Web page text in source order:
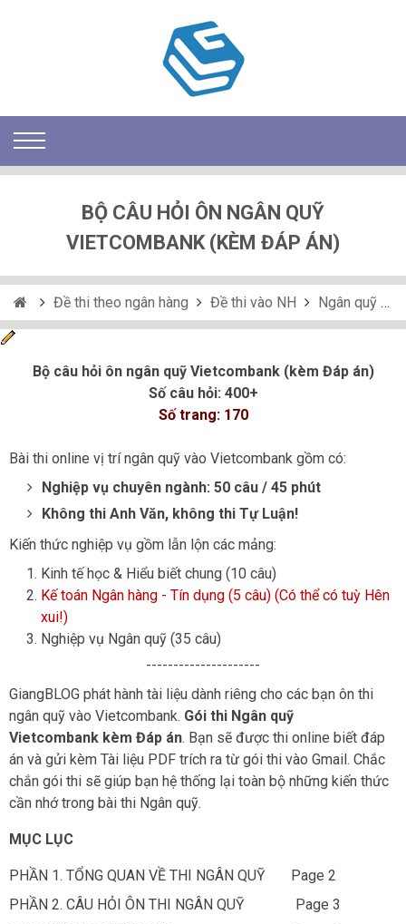
BỘ CÂU HỎI ÔN NGÂN QUỸ
VIETCOMBANK (KÈM ĐÁP ÁN)
Đề thi theo ngân hàng Đề thi vào NH Ngân quỹ
Bộ câu hỏi ôn ngân quỹ Vietcombank (kèm Đáp án)
Số câu hỏi: 400+
Số trang: 170
Bài thi online vị trí ngân quỹ vào Vietcombank gồm có:
Nghiệp vụ chuyên ngành: 50 câu / 45 phút
Không thi Anh Văn, không thi Tự Luận!
Kiến thức nghiệp vụ gồm lẫn lộn các mảng:
Kinh tế học & Hiểu biết chung (10 câu)
Kế toán Ngân hàng - Tín dụng (5 câu) (Có thể có tuỳ Hên
xui!)
Nghiệp vụ Ngân quỹ (35 câu)
---------------------
GiangBLOG phát hành tài liệu dành riêng cho các bạn ôn thi
ngân quỹ vào Vietcombank. Gói thi Ngân quỹ
Vietcombank kèm Đáp án. Bạn sẽ được thi online biết đáp
án và gửi kèm Tài liệu PDF trích ra từ gói thi vào Gmail. Chắc
chắn gói thi sẽ giúp bạn hệ thống lại toàn bộ những kiến thức
cần nhớ trong bài thi Ngân quỹ.
MỤC LỤC
PHẦN 1. TỔNG QUAN VỀ THI NGÂN QUỸ Page 2
PHẦN 2. CÂU HỎI ÔN THI NGÂN QUỸ Page 3